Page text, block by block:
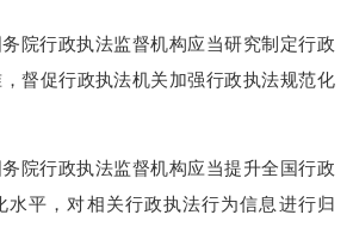
院行政执法监督机构应当研究制定行政
督促行政执法机关加强行政执法规范化
院行政执法监督机构应当提升全国行政
水平，对相关行政执法行为信息进行归